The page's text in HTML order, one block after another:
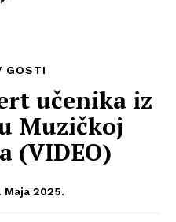
GOSTI
učenika iz
Muzičkoj
(VIDEO)
Maja 2025.